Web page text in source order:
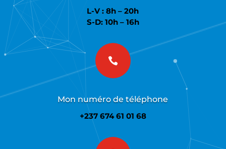
L-V : 8h – 20h
S-D: 10h – 16h

Mon numéro de téléphone
+237 674 61 01 68